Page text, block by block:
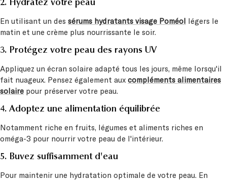
2. Hydratez votre peau
En utilisant un des sérums hydratants visage Poméol légers le
matin et une crème plus nourrissante le soir.
3. Protégez votre peau des rayons UV
Appliquez un écran solaire adapté tous les jours, même lorsqu'il
fait nuageux. Pensez également aux compléments alimentaires
solaire pour préserver votre peau.
4. Adoptez une alimentation équilibrée
Notamment riche en fruits, légumes et aliments riches en
oméga-3 pour nourrir votre peau de l'intérieur.
5. Buvez suffisamment d'eau
Pour maintenir une hydratation optimale de votre peau. En